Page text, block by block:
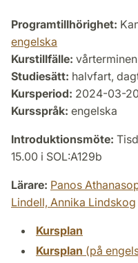
Programtillhörighet:
engelska
Kurstillfälle:
Studiesätt: halvfart,
Kursperiod: 2024-03-
Kursspråk: engelska
Introduktionsmöte:
15.00 i SOL:A129b
Lärare: Panos
Lindell, Annika Lindskog
Kursplan
Kursplan (på